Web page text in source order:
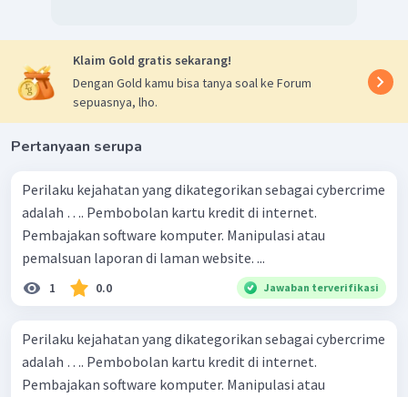
Klaim Gold gratis sekarang!
Dengan Gold kamu bisa tanya soal ke Forum
sepuasnya, lho.
Pertanyaan serupa
Perilaku kejahatan yang dikategorikan sebagai cybercrime
adalah …. Pembobolan kartu kredit di internet.
Pembajakan software komputer. Manipulasi atau
pemalsuan laporan di laman website. ...
1 0.0 Jawaban terverifikasi
Perilaku kejahatan yang dikategorikan sebagai cybercrime
adalah …. Pembobolan kartu kredit di internet.
Pembajakan software komputer. Manipulasi atau